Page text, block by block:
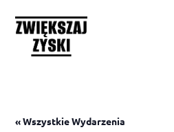
« Wszystkie Wydarzenia